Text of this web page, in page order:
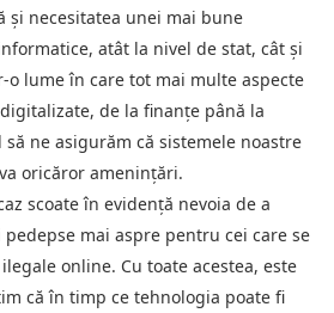
și necesitatea unei mai bune
atât la nivel de stat, cât și
o lume în care tot mai multe aspecte
de la finanțe până la
ne asigurăm că sistemele noastre
oricăror amenințări.
scoate în evidență nevoia de a
mai aspre pentru cei care se
online. Cu toate acestea, este
că în timp ce tehnologia poate fi